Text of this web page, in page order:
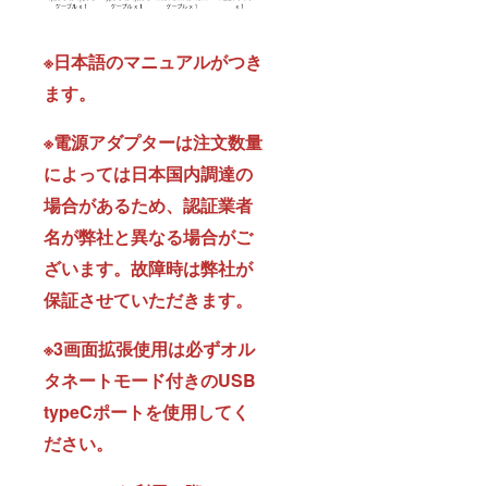
※日本語のマニュアルがつき
ます。
※電源アダプターは注文数量
によっては日本国内調達の
場合があるため、認証業者
名が弊社と異なる場合がご
ざいます。故障時は弊社が
保証させていただきます。
※3画面拡張使用は必ずオル
タネートモード付きのUSB
typeCポートを使用してく
ださい。